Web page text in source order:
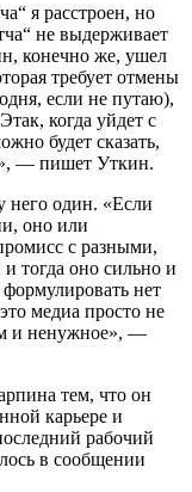
я расстроен, но
не выдерживает
конечно же, ушел
требует отмены
если не путаю),
когда уйдет с
будет сказать,
— пишет Уткин.
него один. «Если
оно или
с разными,
тогда оно сильно и
нет
медиа просто не
и ненужное», —
тем, что он
карьере и
рабочий
в сообщении